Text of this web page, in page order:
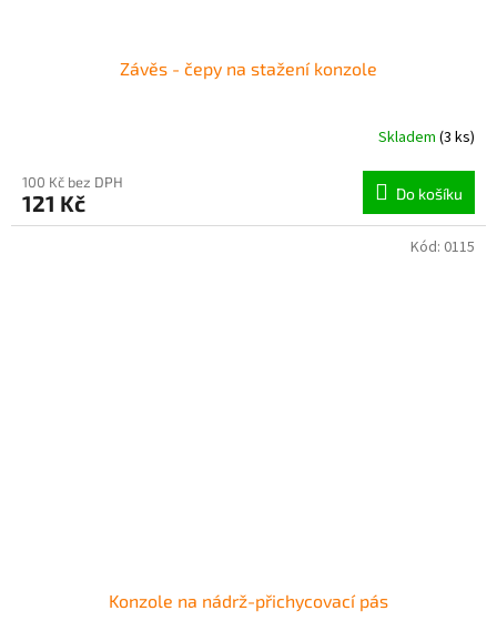
Závěs - čepy na stažení konzole
Skladem (3 ks)
100 Kč bez DPH
121 Kč Do košíku
Konzole na nádrž-přichycovací pás
Kód: 0115